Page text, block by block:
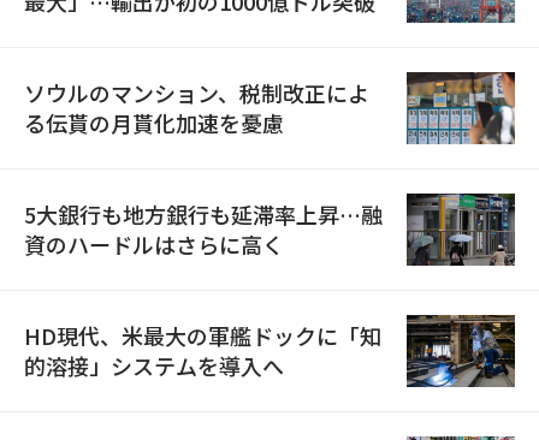
ソウルのマンション、税制改正によ
る伝貰の月貰化加速を憂慮
5大銀行も地方銀行も延滞率上昇…融
資のハードルはさらに高く
HD現代、米最大の軍艦ドックに「知
的溶接」システムを導入へ